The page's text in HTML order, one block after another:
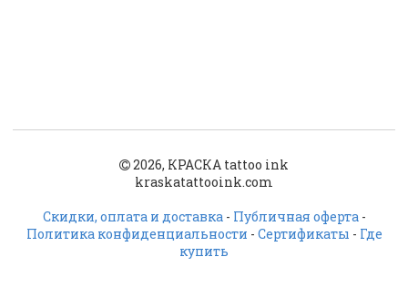
2026, КРАСКА tattoo ink
kraskatattooink.com
Скидки, оплата и доставка- Публичная оферта-
Политика конфиденциальности - Сертификаты - Где
купить